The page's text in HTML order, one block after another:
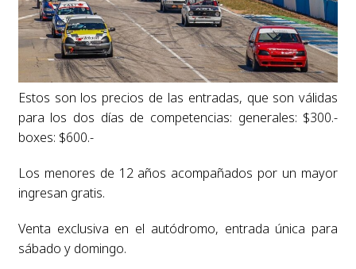
Estos son los precios de las entradas, que son válidas
para los dos días de competencias: generales: $300.-
boxes: $600.-
Los menores de 12 años acompañados por un mayor
ingresan gratis.
Venta exclusiva en el autódromo, entrada única para
sábado y domingo.